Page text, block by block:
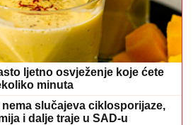
ljetno osvježenje koje ćete
minuta
nema slučajeva ciklosporijaze,
i dalje traje u SAD-u